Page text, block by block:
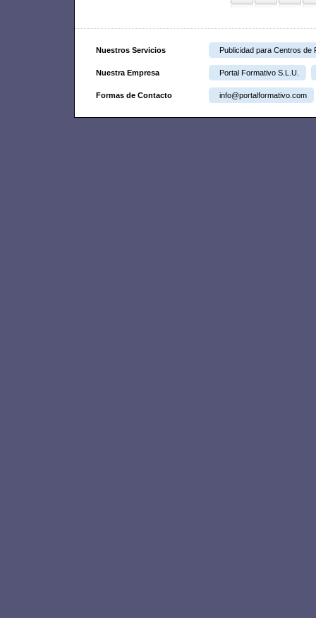
Nuestros Servicios Publicidad para Centros de
Nuestra Empresa Portal Formativo S.L.U.
Formas de Contacto info@portalformativo.com